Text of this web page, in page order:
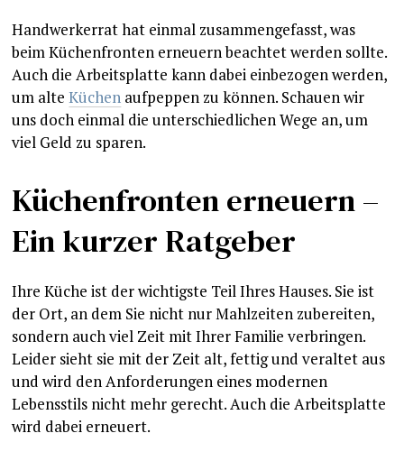
Handwerkerrat hat einmal zusammengefasst, was
beim Küchenfronten erneuern beachtet werden sollte.
Auch die Arbeitsplatte kann dabei einbezogen werden,
um alteKüchen aufpeppen zu können. Schauen wir
uns doch einmal die unterschiedlichen Wege an, um
viel Geld zu sparen.
Küchenfronten erneuern –
Ein kurzer Ratgeber
Ihre Küche ist der wichtigste Teil Ihres Hauses. Sie ist
der Ort, an dem Sie nicht nur Mahlzeiten zubereiten,
sondern auch viel Zeit mit Ihrer Familie verbringen.
Leider sieht sie mit der Zeit alt, fettig und veraltet aus
und wird den Anforderungen eines modernen
Lebensstils nicht mehr gerecht. Auch die Arbeitsplatte
wird dabei erneuert.